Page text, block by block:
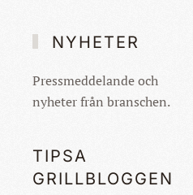
NYHETER
Pressmeddelande och
nyheter från branschen.
TIPSA
GRILLBLOGGEN